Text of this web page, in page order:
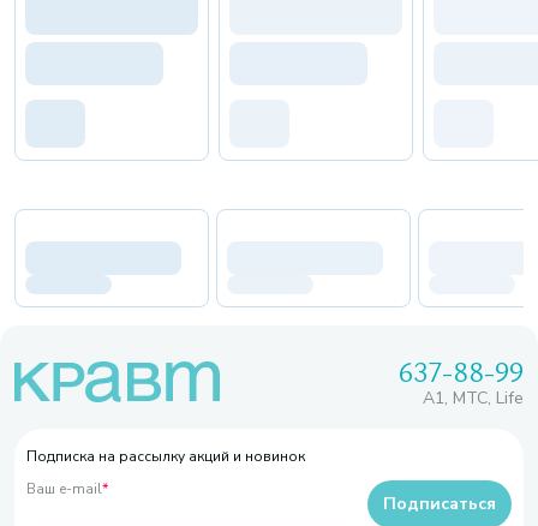
637-88-99
A1, МТС, Life
Подписка на рассылку акций и новинок
Ваш e-mail*
Подписаться